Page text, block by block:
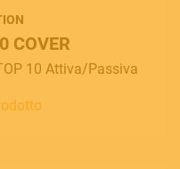
COVER
10 Attiva/Passiva